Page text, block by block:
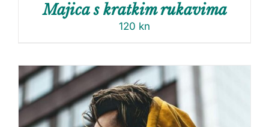
Majica s kratkim rukavima
120 kn